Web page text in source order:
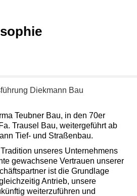
Diekmann Bau
Teubner Bau, in den 70er
Trausel Bau, weitergeführt ab
Tief- und Straßenbau.
unseres Unternehmens
gewachsene Vertrauen unserer
ist die Grundlage
Antrieb, unsere
weiterzuführen und